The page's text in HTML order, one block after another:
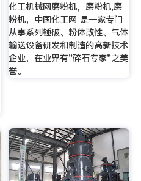
化工机械网磨粉机，磨粉机,磨
粉机，中国化工网 是一家专门
从事系列锤破、粉体改性、气体
输送设备研发和制造的高新技术
企业，在业界有"碎石专家"之美
誉。